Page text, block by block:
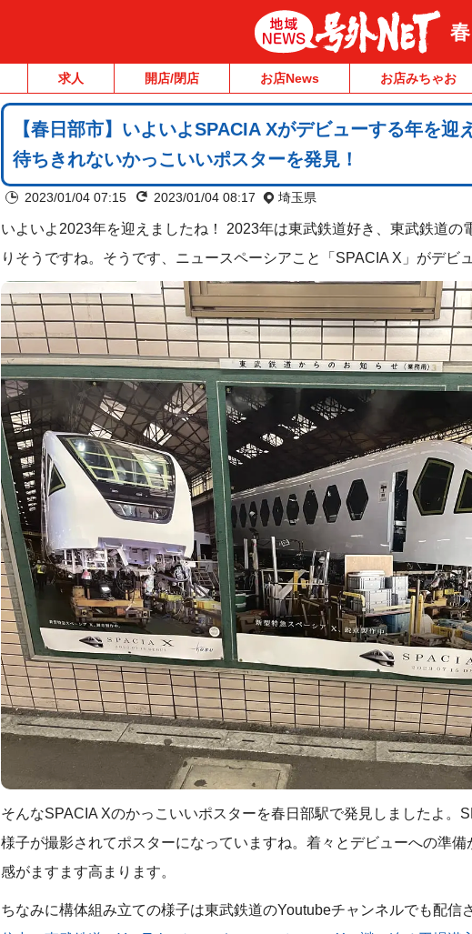
求人 開店/閉店 お店News お店みちゃお
【春日部市】いよいよSPACIA Xがデビューする年を迎
待ちきれないかっこいいポスターを発見！
2023/01/04 07:15 2023/01/04 08:17 埼玉県
いよいよ2023年を迎えましたね！ 2023年は東武鉄道好き、東武鉄道の
りそうですね。そうです、ニュースペーシアこと「SPACIA X」がデビ
そんなSPACIA Xのかっこいいポスターを春日部駅で発見しましたよ。
様子が撮影されてポスターになっていますね。着々とデビューへの準
感がますます高まります。
ちなみに構体組み立ての様子は東武鉄道のYoutubeチャンネルでも配信